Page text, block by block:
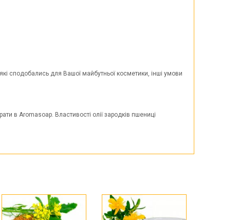
сподобались для Вашої майбутньої косметики, інші умови
в Aromasoap. Властивості олії зародків пшениці